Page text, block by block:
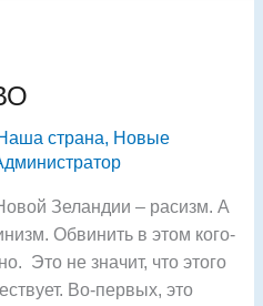
страна, Новые
Зеландии – расизм. А
Обвинить в этом кого-
Это не значит, что этого
Во-первых, это